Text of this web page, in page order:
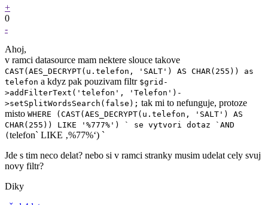
+
0
-
Ahoj,
v ramci datasource mam nektere slouce takove
CAST(AES_DECRYPT(u.telefon, 'SALT') AS CHAR(255)) as
telefon a kdyz pak pouzivam filtr $grid-
>addFilterText('telefon', 'Telefon')-
>setSplitWordsSearch(false); tak mi to nefunguje, protoze
misto WHERE (CAST(AES_DECRYPT(u.telefon, 'SALT') AS
CHAR(255)) LIKE '%777%') ` se vytvori dotaz `AND
( telefon` LIKE ‚%77%‘) `
Jde s tim neco delat? nebo si v ramci stranky musim udelat cely svuj
novy filtr?
Diky